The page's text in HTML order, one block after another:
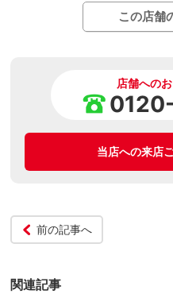
この店舗
店舗への
当店への来店
前の記事へ
関連記事